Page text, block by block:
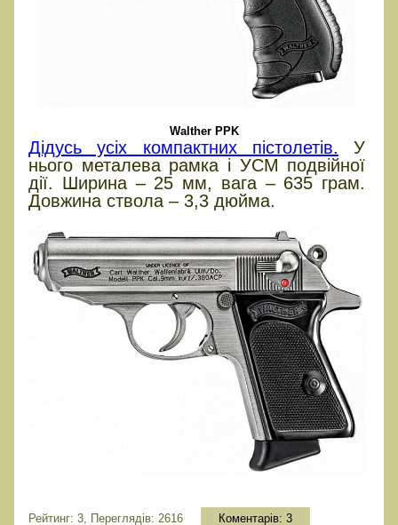
Walther PPK
Дідусь усіх компактних пістолетів. У
нього металева рамка і УСМ подвійної
дії. Ширина – 25 мм, вага – 635 грам.
Довжина ствола – 3,3 дюйма.
Рейтинг: 3, Переглядів: 2616 Коментарів: 3